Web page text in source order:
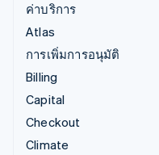
ค่าบริการ
Atlas
การเพิ่มการอนุมัติ
Billing
Capital
Checkout
Climate